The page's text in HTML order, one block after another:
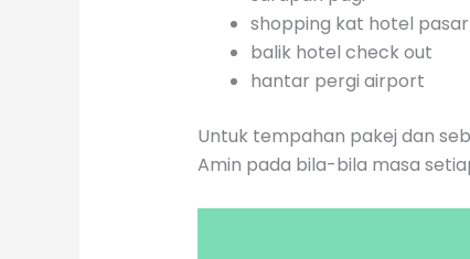
shopping kat hotel
balik hotel check out
hantar pergi airport
Untuk tempahan pakej dan
Amin pada bila-bila masa